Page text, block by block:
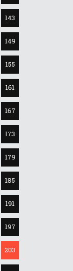
143
149
155
161
167
173
179
185
191
197
203